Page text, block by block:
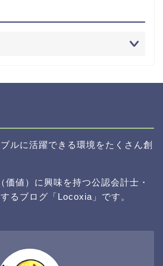
ルに活躍できる環境をたくさん創
値）に興味を持つ公認会計士・
るブログ「Locoxia」です。